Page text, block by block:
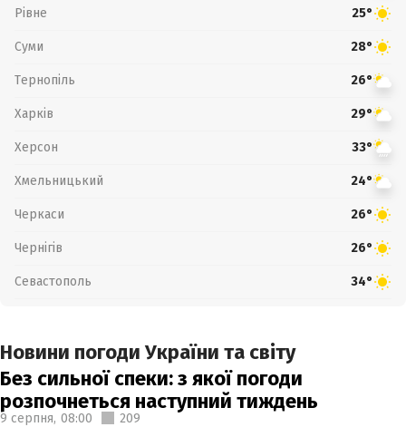
Рівне 25°
Суми 28°
Тернопіль 26°
Харків 29°
Херсон 33°
Хмельницький 24°
Черкаси 26°
Чернігів 26°
Севастополь 34°
Новини погоди України та світу
Без сильної спеки: з якої погоди
розпочнеться наступний тиждень
9 серпня, 08:00 209